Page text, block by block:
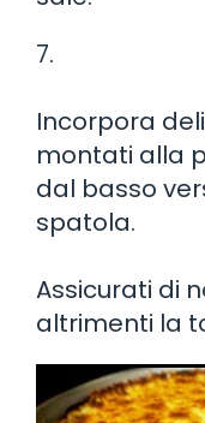
7.
Incorpora
montati alla
dal basso
spatola.
Assicurati di
altrimenti la